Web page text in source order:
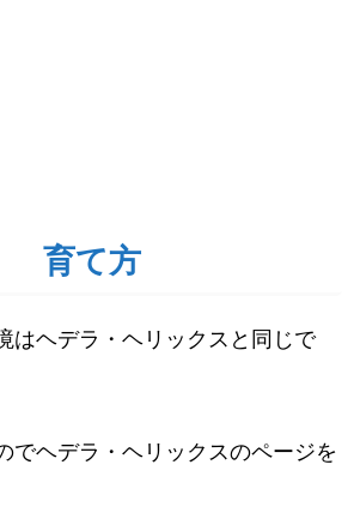
育て方
はヘデラ・ヘリックスと同じで
でヘデラ・ヘリックスのページを